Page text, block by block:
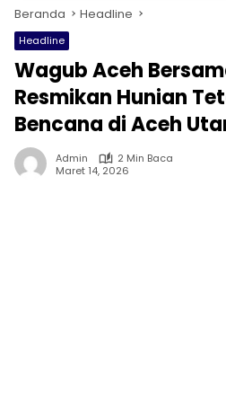
Beranda Headline
Headline
Wagub Aceh
Resmikan Hunian
Bencana di Aceh
Admin
2 Min Baca
Maret 14, 2026